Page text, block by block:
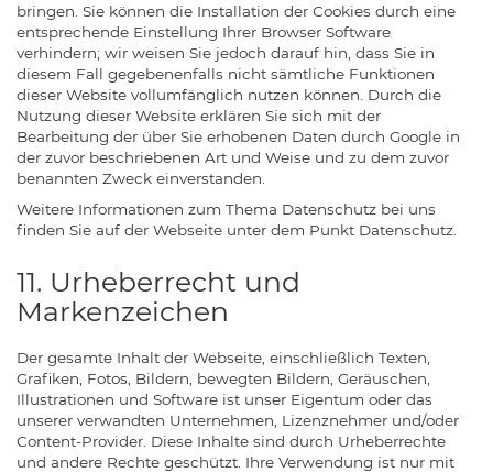
bringen. Sie können die Installation der Cookies durch eine
entsprechende Einstellung Ihrer Browser Software
verhindern; wir weisen Sie jedoch darauf hin, dass Sie in
diesem Fall gegebenenfalls nicht sämtliche Funktionen
dieser Website vollumfänglich nutzen können. Durch die
Nutzung dieser Website erklären Sie sich mit der
Bearbeitung der über Sie erhobenen Daten durch Google in
der zuvor beschriebenen Art und Weise und zu dem zuvor
benannten Zweck einverstanden.
Weitere Informationen zum Thema Datenschutz bei uns
finden Sie auf der Webseite unter dem Punkt Datenschutz.
11. Urheberrecht und
Markenzeichen
Der gesamte Inhalt der Webseite, einschließlich Texten,
Grafiken, Fotos, Bildern, bewegten Bildern, Geräuschen,
Illustrationen und Software ist unser Eigentum oder das
unserer verwandten Unternehmen, Lizenznehmer und/oder
Content-Provider. Diese Inhalte sind durch Urheberrechte
und andere Rechte geschützt. Ihre Verwendung ist nur mit